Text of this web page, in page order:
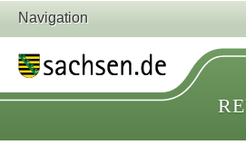
Navigation